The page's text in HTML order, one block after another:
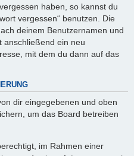
haben, so kannst du
vergessen“ benutzen. Die
deinem Benutzernamen und
anschließend ein neu
mit dem du dann auf das
dir eingegebenen und oben
um das Board betreiben
im Rahmen einer